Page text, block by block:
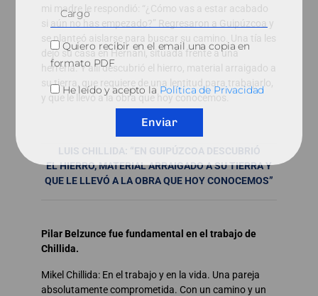
mi madre le respondió: “¿Cómo vas a estar acabado
si aún no has empezado?” Regresaron a Guipúzcoa y
se planteó aislarse para buscar su camino. Una tía les
dejó su casa en Hernani, situada frente a una
herrería. Y allí descubrió el hierro, material arraigado a
su tierra, que requiere de una lentitud para trabajarlo,
y que le llevó a la obra que hoy conocemos.
LUIS CHILLIDA: “EN GUIPÚZCOA DESCUBRIÓ
EL HIERRO, MATERIAL ARRAIGADO A SU TIERRAY
QUE LE LLEVÓ A LA OBRA QUE HOY CONOCEMOS”
Pilar Belzunce fue fundamental en el trabajo de
Chillida.
Mikel Chillida: En el trabajo y en la vida. Una pareja
absolutamente comprometida. Con un camino y un
Quiero recibir en el email una copia en
formato PDF
He leído y acepto la Política de Privacidad
Enviar